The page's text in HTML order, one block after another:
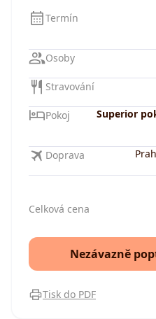
Termín
Osoby
Stravování
Pokoj
Superior
Doprava
Celková cena
Nezávazně
Tisk do PDF